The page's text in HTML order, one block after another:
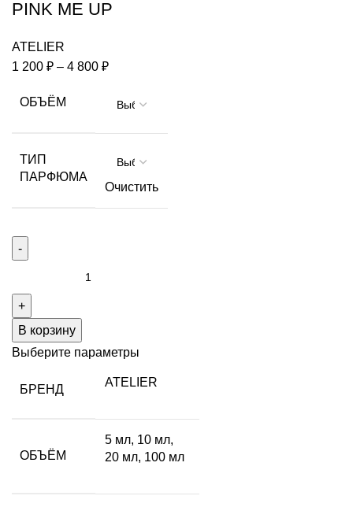
PINK ME UP
ATELIER
1 200 ₽ – 4 800 ₽
ОБЪЁМ
ТИП
ПАРФЮМА
Очистить
PINK
ME
UP
В корзину
Выберите параметры
БРЕНД
ATELIER
ОБЪЁМ
5 мл, 10 мл,
20 мл, 100 мл